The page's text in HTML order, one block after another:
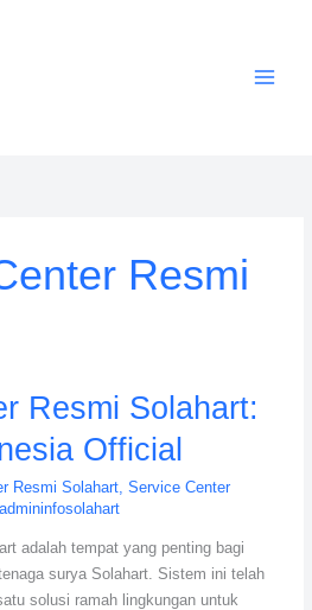
Resmi
Resmi Solahart:
Official
Resmi Solahart, Service Center
admininfosolahart
adalah tempat yang penting bagi
surya Solahart. Sistem ini telah
solusi ramah lingkungan untuk